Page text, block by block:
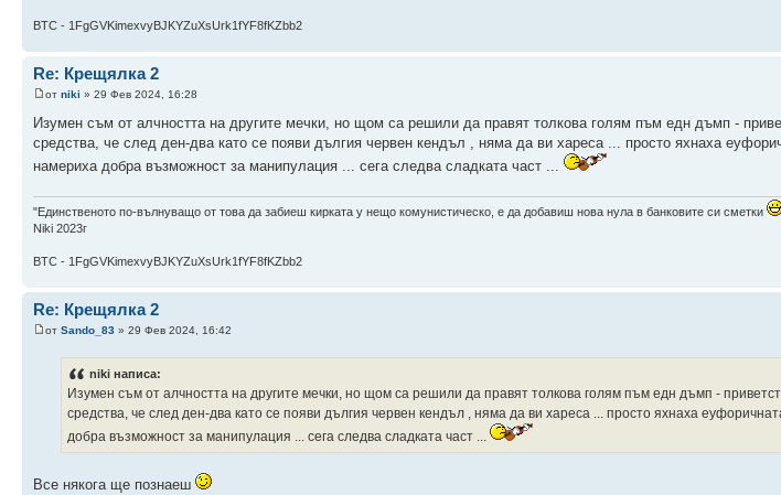
BTC - 1FgGVKimexvyBJKYZuXsUrk1fYF8fKZbb2
Re: Крещялка 2
от niki » 29 Фев 2024, 16:28
Изумен съм от алчността на другите мечки, но щом са решили да правят толкова голям пъм едн дъмп -
средства, че след ден-два като се появи дългия червен кендъл , няма да ви хареса ... просто яхнаха
намериха добра възможност за манипулация ... сега следва сладката част ...
"Единственото по-вълнуващо от това да забиеш кирката у нещо комунистическо, е да добавиш нова нула в банковите си сметки
Niki 2023г
BTC - 1FgGVKimexvyBJKYZuXsUrk1fYF8fKZbb2
Re: Крещялка 2
от Sando_83 » 29 Фев 2024, 16:42
niki написа:
Изумен съм от алчността на другите мечки, но щом са решили да правят толкова голям пъм едн дъмп -
средства, че след ден-два като се появи дългия червен кендъл , няма да ви хареса ... просто яхнаха
добра възможност за манипулация ... сега следва сладката част ...
Все някога ще познаеш